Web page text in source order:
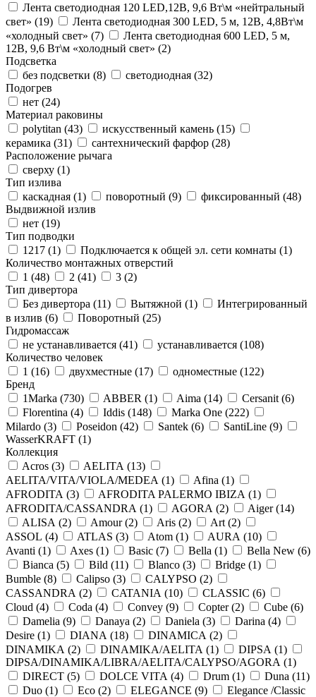
Лента светодиодная 120 LED,12В, 9,6 Вт\м «нейтральный
свет» (19)
Лента светодиодная 300 LED, 5 м, 12В, 4,8Вт\м
«холодный свет» (7)
Лента светодиодная 600 LED, 5 м,
12В, 9,6 Вт\м «холодный свет» (2)
Подсветка
без подсветки (8) светодиодная (32)
Подогрев
нет (24)
Материал раковины
polytitan (43) искусственный камень (15)
керамика (31) сантехнический фарфор (28)
Расположение рычага
сверху (1)
Тип излива
каскадная (1) поворотный (9) фиксированный (48)
Выдвижной излив
нет (19)
Тип подводки
1217 (1) Подключается к общей эл. сети комнаты (1)
Количество монтажных отверстий
1 (48) 2 (41) 3 (2)
Тип дивертора
Без дивертора (11) Вытяжной (1)
Интегрированный
в излив (6) Поворотный (25)
Гидромассаж
не устанавливается (41) устанавливается (108)
Количество человек
1 (16) двухместные (17) одноместные (122)
Бренд
1Marka (730) ABBER (1) Aima (14) Cersanit (6)
Florentina (4) Iddis (148) Marka One (222)
Milardo (3) Poseidon (42) Santek (6) SantiLine (9)
WasserKRAFT (1)
Коллекция
Acros (3) AELITA (13)
AELITA/VITA/VIOLA/MEDEA (1) Afina (1)
AFRODITA (3) AFRODITA PALERMO IBIZA (1)
AFRODITA/CASSANDRA (1) AGORA (2) Aiger (14)
ALISA (2) Amour (2) Aris (2) Art (2)
ASSOL (4) ATLAS (3) Atom (1) AURA (10)
Avanti (1) Axes (1) Basic (7) Bella (1) Bella New (6)
Bianca (5) Bild (11) Blanco (3) Bridge (1)
Bumble (8) Calipso (3) CALYPSO (2)
CASSANDRA (2) CATANIA (10) CLASSIC (6)
Cloud (4) Coda (4) Convey (9) Copter (2) Cube (6)
Damelia (9) Danaya (2) Daniela (3) Darina (4)
Desire (1) DIANA (18) DINAMICA (2)
DINAMIKA (2) DINAMIKA/AELITA (1) DIPSA (1)
DIPSA/DINAMIKA/LIBRA/AELITA/CALYPSO/AGORA (1)
DIRECT (5) DOLCE VITA (4) Drum (1) Duna (11)
Duo (1) Eco (2) ELEGANCE (9)
Elegance /Classic